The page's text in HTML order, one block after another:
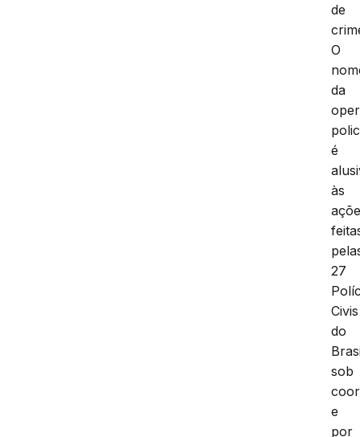
de
O
da
é
às
27
Civis
do
sob
e
por